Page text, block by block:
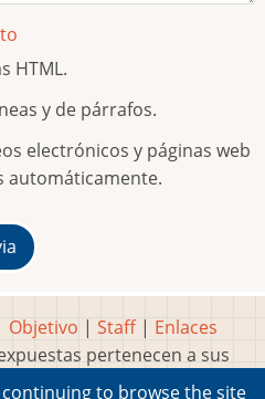
HTML.
y de párrafos.
electrónicos y páginas web
automáticamente.
Objetivo | Staff| Enlaces
pertenecen a sus
dueños
continuing to browse the site